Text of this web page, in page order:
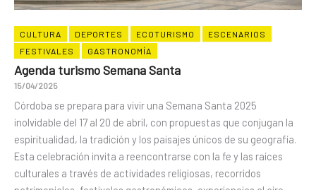
CULTURA DEPORTES ECOTURISMO
ESCENARIOS
FESTIVALES
GASTRONOMÍA
Agenda turismo Semana Santa
15/04/2025
Córdoba se prepara para vivir una Semana Santa 2025
inolvidable del 17 al 20 de abril, con propuestas que conjugan la
espiritualidad, la tradición y los paisajes únicos de su geografía.
Esta celebración invita a reencontrarse con la fe y las raíces
culturales a través de actividades religiosas, recorridos